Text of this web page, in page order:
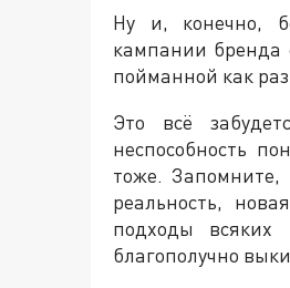
Ну и, конечно,
кампании бренда
пойманной как
Это всё
неспособность
тоже. Запомните,
реальность,
подходы всяких
благополучно